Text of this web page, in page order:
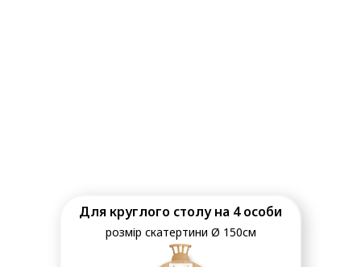
Для круглого столу на 4 особи
розмір скатертини Ø 150см